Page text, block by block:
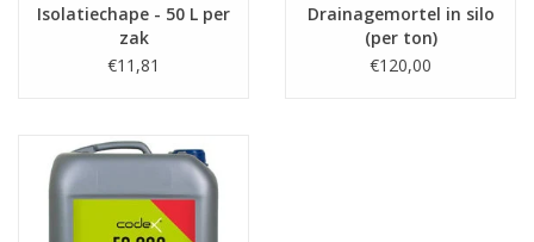
Isolatiechape - 50 L per
zak
€11,81
Drainagemortel in silo
(per ton)
€120,00